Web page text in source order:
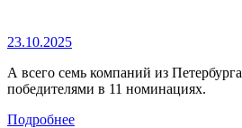
23.10.2025
А всего семь компаний из
победителями в 11 номинациях.
Подробнее